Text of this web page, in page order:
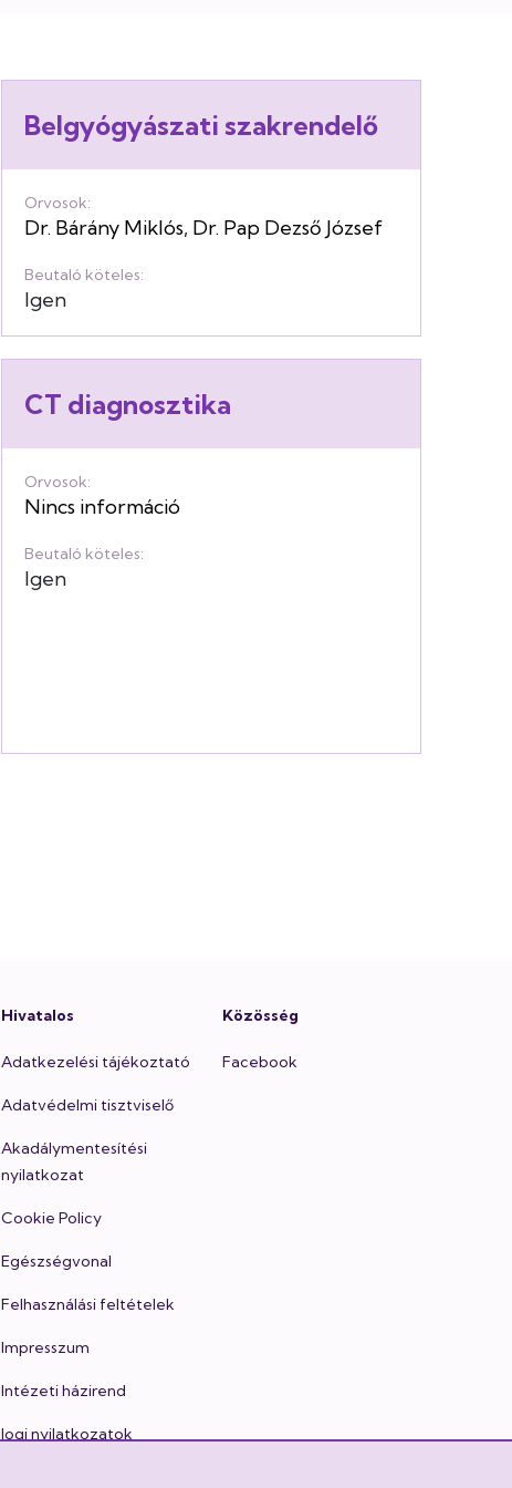
Belgyógyászati szakrendelő
Orvosok:
Dr. Bárány Miklós, Dr. Pap Dezső József
Beutaló köteles:
Igen
CT diagnosztika
Orvosok:
Nincs információ
Beutaló köteles:
Igen
Hivatalos
Adatkezelési tájékoztató
Adatvédelmi tisztviselő
Akadálymentesítési
nyilatkozat
Cookie Policy
Egészségvonal
Felhasználási feltételek
Impresszum
Intézeti házirend
Jogi nyilatkozatok
Közösség
Facebook